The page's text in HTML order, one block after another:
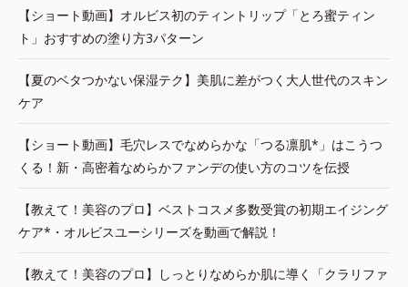
【ショート動画】オルビス初のティントリップ「とろ蜜ティン
ト」おすすめの塗り方3パターン
【夏のベタつかない保湿テク】美肌に差がつく大人世代のスキン
ケア
【ショート動画】毛穴レスでなめらかな「つる凛肌*」はこうつ
くる！新・高密着なめらかファンデの使い方のコツを伝授
【教えて！美容のプロ】ベストコスメ多数受賞の初期エイジング
ケア*・オルビスユーシリーズを動画で解説！
【教えて！美容のプロ】しっとりなめらか肌に導く「クラリファ